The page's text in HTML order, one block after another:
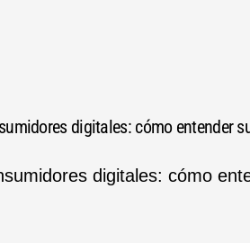
digitales: cómo entender
digitales: cómo